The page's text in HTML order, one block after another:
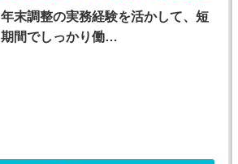
年末調整の実務経験を活かして、短
期間でしっかり働…